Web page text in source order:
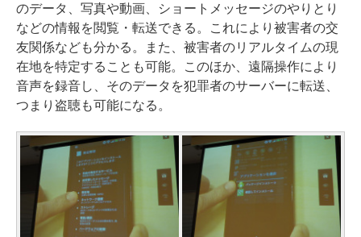
のデータ、写真や動画、ショートメッセージのやりとり
などの情報を閲覧・転送できる。これにより被害者の交
友関係なども分かる。また、被害者のリアルタイムの現
在地を特定することも可能。このほか、遠隔操作により
音声を録音し、そのデータを犯罪者のサーバーに転送、
つまり盗聴も可能になる。